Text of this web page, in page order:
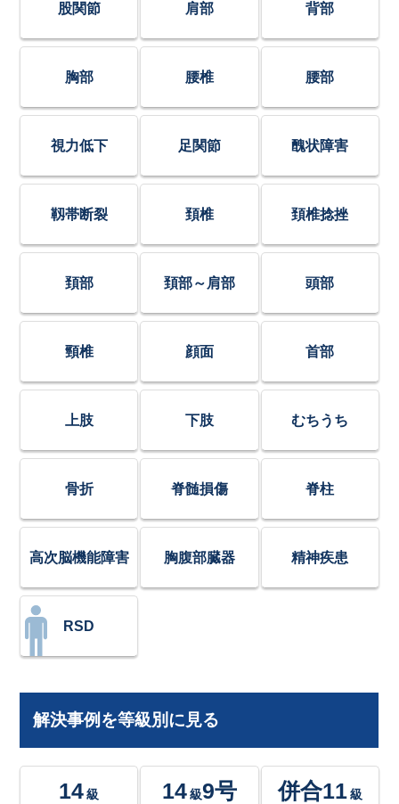
股関節 肩部 背部
胸部 腰椎 腰部
視力低下 足関節 醜状障害
靱帯断裂 頚椎 頚椎捻挫
頚部 頚部～肩部 頭部
頸椎 顔面 首部
上肢 下肢 むちうち
骨折 脊髄損傷 脊柱
高次脳機能障害 胸腹部臓器 精神疾患
RSD
解決事例を等級別に見る
14 級 14級9号 併合11 級